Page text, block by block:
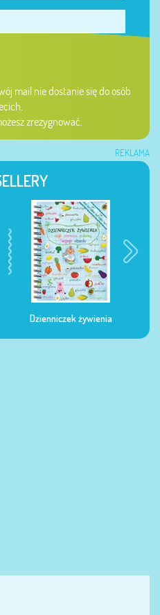
mail nie dostanie się do osób
zrezygnować.
REKLAMA
Dzienniczek żywienia